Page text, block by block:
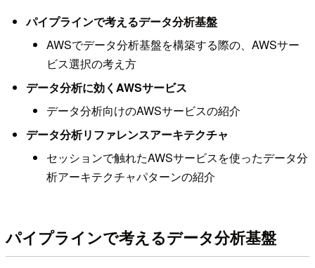
パイプラインで考えるデータ分析基盤
AWSでデータ分析基盤を構築する際の、AWSサー
ビス選択の考え方
データ分析に効くAWSサービス
データ分析向けのAWSサービスの紹介
データ分析リファレンスアーキテクチャ
セッションで触れたAWSサービスを使ったデータ分
析アーキテクチャパターンの紹介
パイプラインで考えるデータ分析基盤